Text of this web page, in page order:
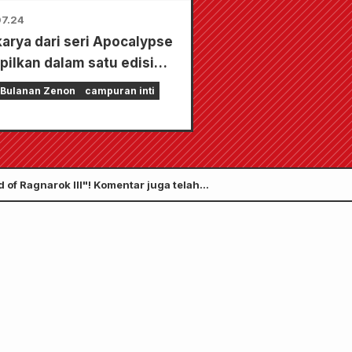
dari seri Apocalypse
dalam satu edisi
5 bab!! "Monthly Comic
dijual pada tanggal
Zenon campuran inti
Ragnarok III"! Komentar juga telah